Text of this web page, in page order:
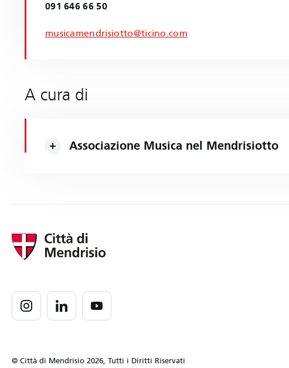
091 646 66 50
musicamendrisiotto@ticino.com
A cura di
Associazione Musica nel Mendrisiotto
© Città di Mendrisio 2026, Tutti i Diritti Riservati